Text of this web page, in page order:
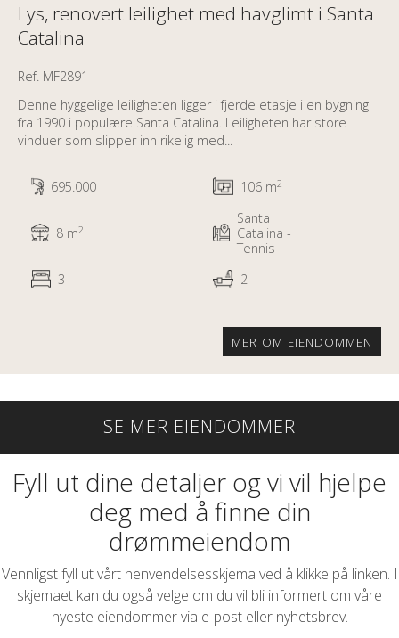
Lys, renovert leilighet med havglimt i Santa
Catalina
Ref. MF2891
Denne hyggelige leiligheten ligger i fjerde etasje i en bygning
fra 1990 i populære Santa Catalina. Leiligheten har store
vinduer som slipper inn rikelig med...
695.000 106 m2
8 m2
Santa
Catalina -
Tennis
3
2
MER OM EIENDOMMEN
SE MER EIENDOMMER
Fyll ut dine detaljer og vi vil hjelpe
deg med å finne din
drømmeiendom
Vennligst fyll ut vårt henvendelsesskjema ved å klikke på linken. I
skjemaet kan du også velge om du vil bli informert om våre
nyeste eiendommer via e-post eller nyhetsbrev.